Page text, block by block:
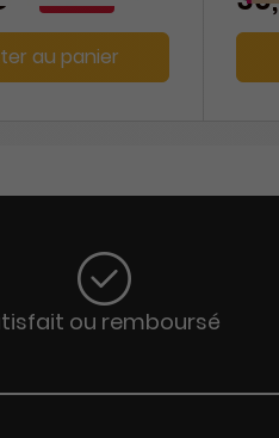
au panier
ou remboursé